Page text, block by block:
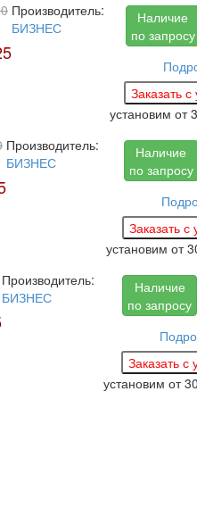
Производитель:
БИЗНЕС
Наличие
по запросу
установим от
Производитель:
БИЗНЕС
Наличие
по запросу
установим от
Производитель:
БИЗНЕС
Наличие
по запросу
установим от